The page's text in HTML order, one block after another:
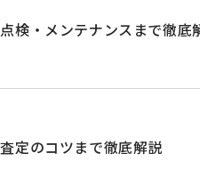
検・メンテナンスまで徹底
定のコツまで徹底解説